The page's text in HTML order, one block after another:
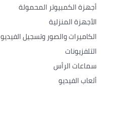
أجهزة الكمبيوتر المحمولة
الأجهزة المنزلية
الكاميرات والصور وتسجيل الفيديو
التلفزيونات
سماعات الرأس
ألعاب الفيديو